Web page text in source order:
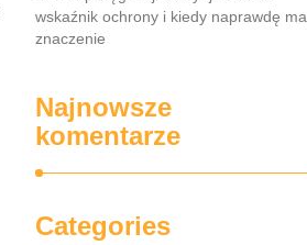
wskaźnik ochrony i kiedy naprawdę ma
znaczenie
Najnowsze
komentarze
Categories